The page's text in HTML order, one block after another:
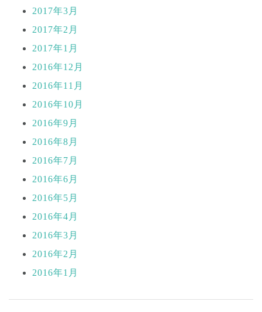
2017年3月
2017年2月
2017年1月
2016年12月
2016年11月
2016年10月
2016年9月
2016年8月
2016年7月
2016年6月
2016年5月
2016年4月
2016年3月
2016年2月
2016年1月